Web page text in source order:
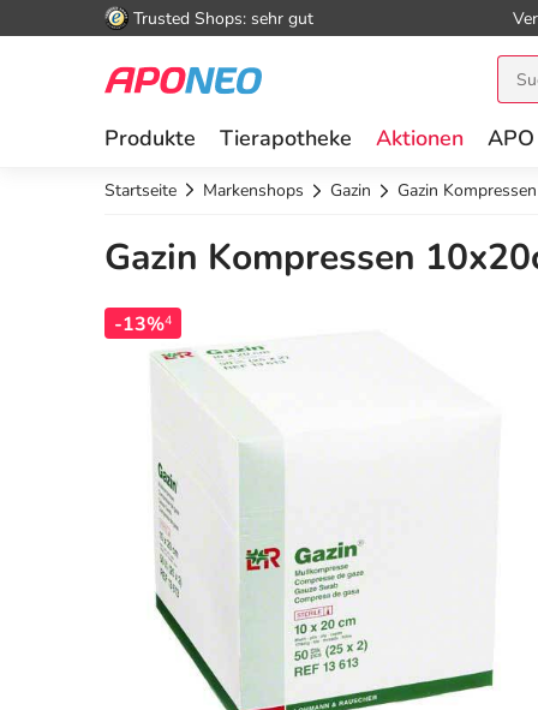
Trusted Shops: sehr gut
Produkte Tierapotheke Aktionen
Startseite Markenshops Gazin Gazin
Gazin Kompressen
-13%4